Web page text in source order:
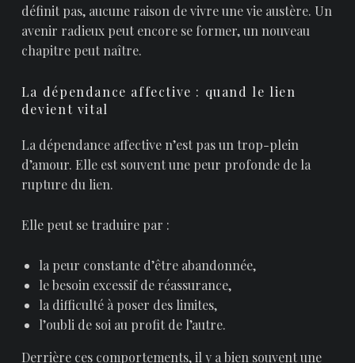
définit pas, aucune raison de vivre une vie austère. Un
avenir radieux peut encore se former, un nouveau
chapitre peut naître.
La dépendance affective : quand le lien
devient vital
La dépendance affective n’est pas un trop-plein
d’amour. Elle est souvent une peur profonde de la
rupture du lien.
Elle peut se traduire par :
la peur constante d’être abandonnée,
le besoin excessif de réassurance,
la difficulté à poser des limites,
l’oubli de soi au profit de l’autre.
Derrière ces comportements, il y a bien souvent une